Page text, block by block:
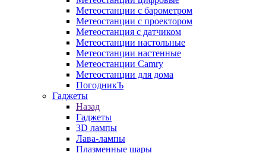
Метеостанции с барометром
Метеостанции с проектором
Метеостанция с датчиком
Метеостанции настольные
Метеостанции настенные
Метеостанции Camry
Метеостанции для дома
ПогодникЪ
Гаджеты
Назад
Гаджеты
3D лампы
Лава-лампы
Плазменные шары